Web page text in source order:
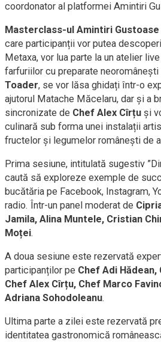
coordonator al platformei Amintiri
Masterclass-ul Amintiri Gustoase
care participanții vor putea
Metaxa, vor lua parte la un atelier
farfuriilor cu preparate
Toader, se vor lăsa ghidați într-o
ajutorul Matache Măcelaru, dar și a
sincronizate de Chef Alex Cîrțu și
culinară sub forma unei instalații
fructelor și legumelor românești de
Prima sesiune, intitulată sugestiv
caută să exploreze exemple de
bucătăria pe Facebook, Instagram,
radio. Într-un panel moderat de
Jamila, Alina Muntele, Cristian
Moței.
A doua sesiune este rezervată
participanților pe Chef Adi
Chef Alex Cîrțu, Chef Marco
Adriana Sohodoleanu.
Ultima parte a zilei este rezervată
identitatea gastronomică